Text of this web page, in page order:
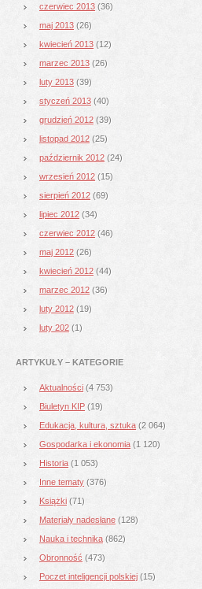
czerwiec 2013 (36)
maj 2013 (26)
kwiecień 2013 (12)
marzec 2013 (26)
luty 2013 (39)
styczeń 2013 (40)
grudzień 2012 (39)
listopad 2012 (25)
październik 2012 (24)
wrzesień 2012 (15)
sierpień 2012 (69)
lipiec 2012 (34)
czerwiec 2012 (46)
maj 2012 (26)
kwiecień 2012 (44)
marzec 2012 (36)
luty 2012 (19)
luty 202 (1)
ARTYKUŁY – KATEGORIE
Aktualności (4 753)
Biuletyn KIP (19)
Edukacja, kultura, sztuka (2 064)
Gospodarka i ekonomia (1 120)
Historia (1 053)
Inne tematy (376)
Książki (71)
Materiały nadesłane (128)
Nauka i technika (862)
Obronność (473)
Poczet inteligencji polskiej (15)